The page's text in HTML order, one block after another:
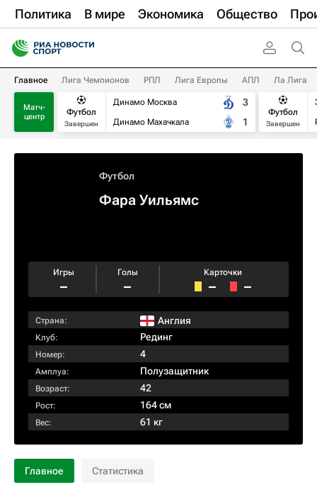
Политика В мире Экономика Общество
Главное Лига Чемпионов РПЛ Лига Европы АПЛ Ла Лига
Матч-
центр
Футбол
Завершен
Динамо Москва
Динамо Махачкала
3
1
Футбол
Завершен
Футбол
Фара Уильямс
Игры
–
Голы
–
Карточки
– –
Страна: Англия
Клуб: Рединг
Номер: 4
Амплуа: Полузащитник
Возраст: 42
Рост: 164 см
Вес: 61 кг
Главное Статистика